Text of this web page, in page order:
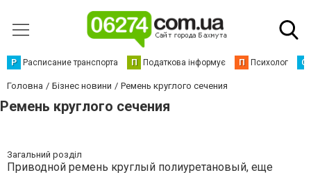
Р Расписание транспорта П Податкова інформує П Психолог С
Головна Бізнес новини Ремень круглого сечения
Ремень круглого сечения
Загальний розділ
Приводной ремень круглый полиуретановый, еще